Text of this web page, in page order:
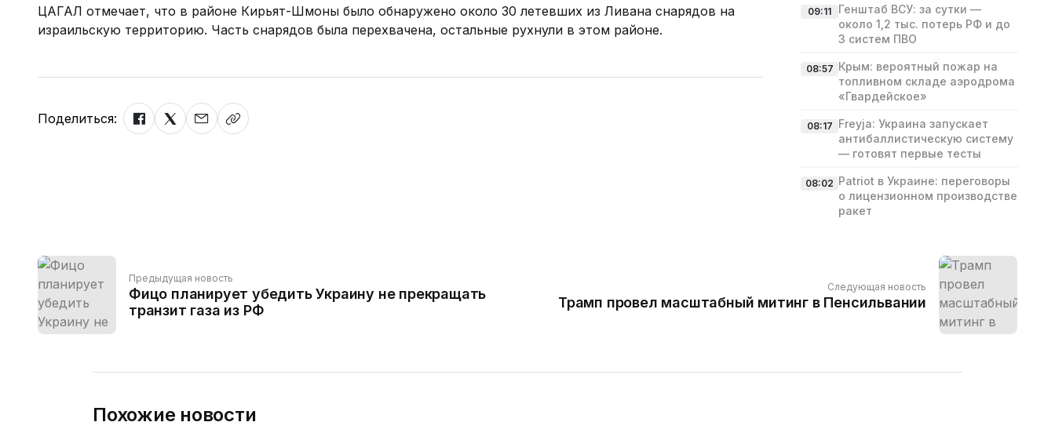
ЦАГАЛ отмечает, что в районе Кирьят-Шмоны было обнаружено около 30 летевших из Ливана снарядов на
израильскую территорию. Часть снарядов была перехвачена, остальные рухнули в этом районе.
Поделиться:
09:11
Генштаб ВСУ: за сутки —
около 1,2 тыс. потерь РФ и до
3 систем ПВО
08:57 Крым: вероятный пожар на
топливном складе аэродрома
«Гвардейское»
08:17 Freyja: Украина запускает
антибаллистическую систему
— готовят первые тесты
08:02 Patriot в Украине: переговоры
о лицензионном производстве
ракет
Предыдущая новость
Фицо планирует убедить Украину не прекращать
транзит газа из РФ
Следующая новость
Трамп провел масштабный митинг в Пенсильвании
Похожие новости